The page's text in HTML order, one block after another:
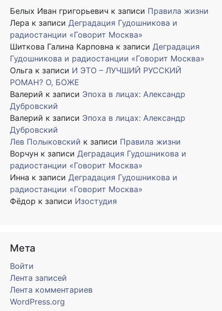
Белых Иван григорьевич к записи Правила жизни
Лера к записи Деградация Гудошникова и
радиостанции «Говорит Москва»
Шиткова Галина Карповна к записи Деградация
Гудошникова и радиостанции «Говорит Москва»
Ольга к записи И ЭТО – ЛУЧШИЙ РУССКИЙ
РОМАН? О, БОЖЕ
Валерий к записи Эпоха в лицах: Александр
Дубровский
Валерий к записи Эпоха в лицах: Александр
Дубровский
Лев Полыковский к записи Правила жизни
Ворчун к записи Деградация Гудошникова и
радиостанции «Говорит Москва»
Инна к записи Деградация Гудошникова и
радиостанции «Говорит Москва»
Фёдор к записи Изостудия
Мета
Войти
Лента записей
Лента комментариев
WordPress.org